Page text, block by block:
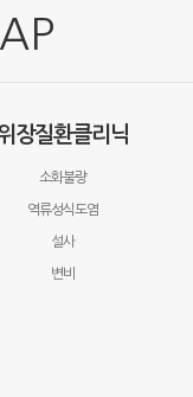
장질환클리닉
소화불량
역류성식도염
설사
변비